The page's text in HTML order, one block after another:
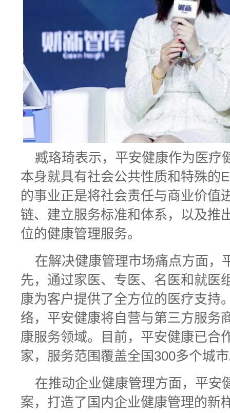
臧珞琦表示，平安健康作为医疗
本身就具有社会公共性质和特殊的
的事业正是将社会责任与商业价值
链、建立服务标准和体系，以及推
位的健康管理服务。
在解决健康管理市场痛点方面，
先，通过家医、专医、名医和就医
康为客户提供了全方位的医疗支持
络，平安健康将自营与第三方服务
康服务领域。目前，平安健康已合
家，服务范围覆盖全国300多个城
在推动企业健康管理方面，平安
案，打造了国内企业健康管理的新